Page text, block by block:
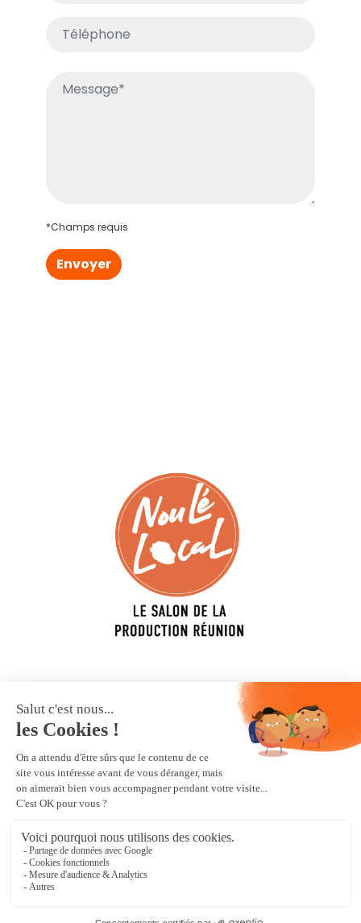
Infos pratiques
Mentions légales
Tous droits réservés
*Champs requis
Envoyer